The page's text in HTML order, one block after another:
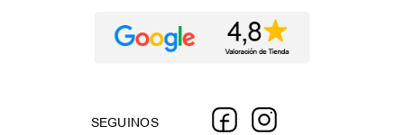
SEGUINOS